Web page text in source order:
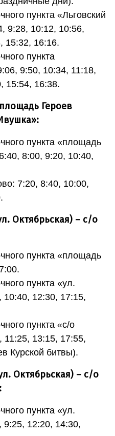
пункта «Льговский
9:28, 10:12, 10:56,
15:32, 16:16.
пункта
9:50, 10:34, 11:18,
15:54, 16:38.
Героев
пункта «площадь
8:00, 9:20, 10:40,
7:20, 8:40, 10:00,
Октябрьская) – с/о
пункта «площадь
пункта «ул.
10:40, 12:30, 17:15,
пункта «с/о
11:25, 13:15, 17:55,
Курской битвы).
Октябрьская) – с/о
пункта «ул.
9:25, 12:20, 14:30,